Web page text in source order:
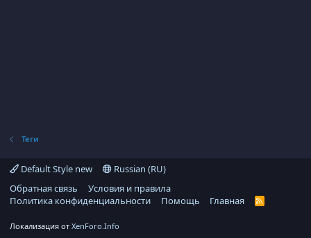
Теги
Default Style new
Russian (RU)
Обратная связь
Условия и правила
Политика конфиденциальности
Помощь Главная
R
Локализация от XenForo.Info